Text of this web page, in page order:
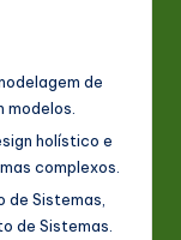
de
modelos.
holístico e
complexos.
de Sistemas,
de Sistemas.